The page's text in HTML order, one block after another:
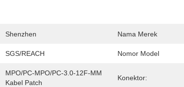
Shenzhen Nama Merek
SGS/REACH Nomor Model
MPO/PC-MPO/PC-3.0-12F-MM
Kabel Patch
Konektor: